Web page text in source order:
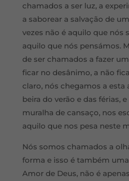
chamados a ser luz, a
a saborear a salvação de
vezes não é aquilo que nós
aquilo que nós pensámos.
de ser chamados a fazer
ficar no desânimo, a não
claro, nós chegamos a esta
beira do verão e das férias,
muralha de cansaço, nos
aquilo que nos pesa neste
Nós somos chamados a
forma e isso é também
Amor de Deus, não é